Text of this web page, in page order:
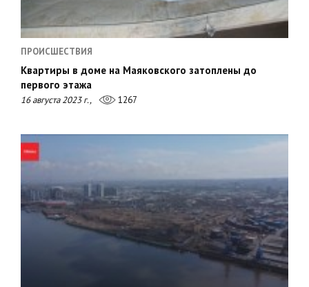
ПРОИСШЕСТВИЯ
Квартиры в доме на Маяковского затоплены до
первого этажа
16 августа 2023 г., 1267